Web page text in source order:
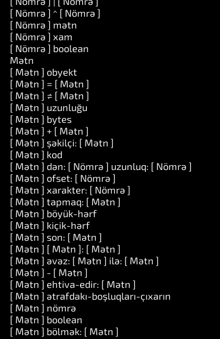
[ Nömrə ] ^ [ Nömrə ]
[ Nömrə ] mətn
[ Nömrə ] xam
[ Nömrə ] boolean
Mətn
[ Mətn ] obyekt
[ Mətn ] = [ Mətn ]
[ Mətn ] ≠ [ Mətn ]
[ Mətn ] uzunluğu
[ Mətn ] bytes
[ Mətn ] + [ Mətn ]
[ Mətn ] şəkilçi: [ Mətn ]
[ Mətn ] kod
[ Mətn ] dən: [ Nömrə ] uzunluq: [ Nömrə ]
[ Mətn ] ofset: [ Nömrə ]
[ Mətn ] xarakter: [ Nömrə ]
[ Mətn ] tapmaq: [ Mətn ]
[ Mətn ] böyük-hərf
[ Mətn ] kiçik-hərf
[ Mətn ] son: [ Mətn ]
[ Mətn ] [ Mətn ]: [ Mətn ]
[ Mətn ] əvəz: [ Mətn ] ilə: [ Mətn ]
[ Mətn ] - [ Mətn ]
[ Mətn ] ehtiva-edir: [ Mətn ]
[ Mətn ] ətrafdakı-boşluqları-çıxarın
[ Mətn ] nömrə
[ Mətn ] boolean
[ Mətn ] bölmək: [ Mətn ]